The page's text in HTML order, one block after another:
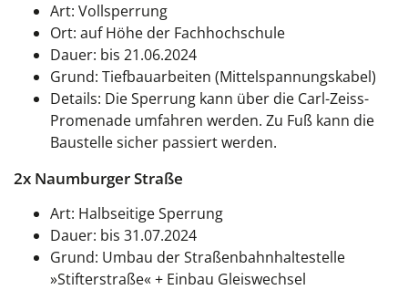
Art: Vollsperrung
Ort: auf Höhe der Fachhochschule
Dauer: bis 21.06.2024
Grund: Tiefbauarbeiten (Mittelspannungskabel)
Details: Die Sperrung kann über die Carl-Zeiss-
Promenade umfahren werden. Zu Fuß kann die
Baustelle sicher passiert werden.
2x Naumburger Straße
Art: Halbseitige Sperrung
Dauer: bis 31.07.2024
Grund: Umbau der Straßenbahnhaltestelle
»Stifterstraße« + Einbau Gleiswechsel